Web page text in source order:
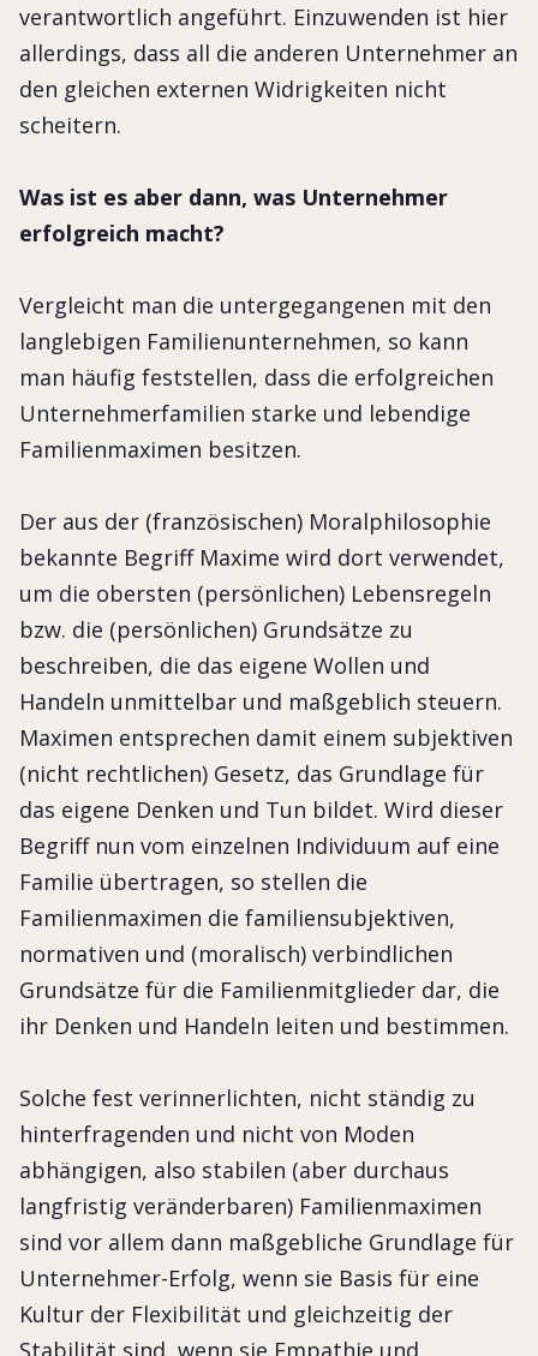
verantwortlich angeführt. Einzuwenden ist hier
allerdings, dass all die anderen Unternehmer an
den gleichen externen Widrigkeiten nicht
scheitern.
Was ist es aber dann, was Unternehmer
erfolgreich macht?
Vergleicht man die untergegangenen mit den
langlebigen Familienunternehmen, so kann
man häufig feststellen, dass die erfolgreichen
Unternehmerfamilien starke und lebendige
Familienmaximen besitzen.
Der aus der (französischen) Moralphilosophie
bekannte Begriff Maxime wird dort verwendet,
um die obersten (persönlichen) Lebensregeln
bzw. die (persönlichen) Grundsätze zu
beschreiben, die das eigene Wollen und
Handeln unmittelbar und maßgeblich steuern.
Maximen entsprechen damit einem subjektiven
(nicht rechtlichen) Gesetz, das Grundlage für
das eigene Denken und Tun bildet. Wird dieser
Begriff nun vom einzelnen Individuum auf eine
Familie übertragen, so stellen die
Familienmaximen die familiensubjektiven,
normativen und (moralisch) verbindlichen
Grundsätze für die Familienmitglieder dar, die
ihr Denken und Handeln leiten und bestimmen.
Solche fest verinnerlichten, nicht ständig zu
hinterfragenden und nicht von Moden
abhängigen, also stabilen (aber durchaus
langfristig veränderbaren) Familienmaximen
sind vor allem dann maßgebliche Grundlage für
Unternehmer-Erfolg, wenn sie Basis für eine
Kultur der Flexibilität und gleichzeitig der
Stabilität sind, wenn sie Empathie und